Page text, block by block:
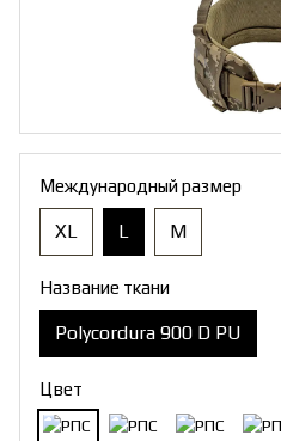
Международный размер
XL L M
Название ткани
Polycordura 900 D PU
Цвет